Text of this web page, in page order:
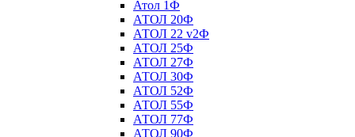
Атол 1Ф
АТОЛ 20Ф
АТОЛ 22 v2Ф
АТОЛ 25Ф
АТОЛ 27Ф
АТОЛ 30Ф
АТОЛ 52Ф
АТОЛ 55Ф
АТОЛ 77Ф
АТОЛ 90Ф